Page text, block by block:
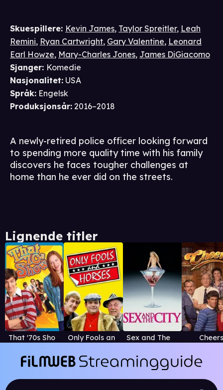
Skuespillere: Kevin James, Taylor Spreitler, Leah
Remini, Ryan Cartwright, Gary Valentine, Leonard
Earl Howze, Mary-Charles Jones, James DiGiacomo
Sjanger: Komedie
Nasjonalitet: USA
Språk: Engelsk
Produksjonsår: 2016–2018
A newly-retired police officer looking forward
to spending more quality time with his family
discovers he faces tougher challenges at
home than he ever did on the streets.
Lignende titler
That '70s Show Only Fools and Horses Sex and The City Cheers